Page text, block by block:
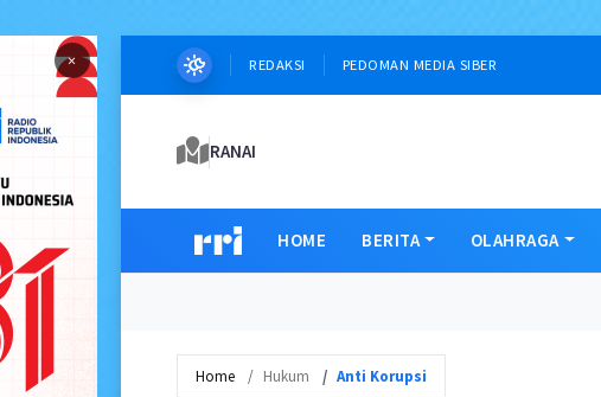
× REDAKSI PEDOMAN MEDIA SIBER
RANAI
HOME BERITA OLAHRAGA
Home Hukum Anti Korupsi